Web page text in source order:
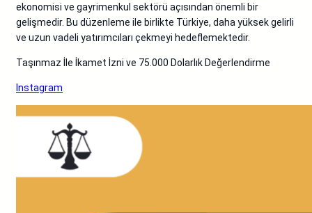
ekonomisi ve gayrimenkul sektörü açısından önemli bir
gelişmedir. Bu düzenleme ile birlikte Türkiye, daha yüksek gelirli
ve uzun vadeli yatırımcıları çekmeyi hedeflemektedir.
Taşınmaz İle İkamet İzni ve 75.000 Dolarlık Değerlendirme
Instagram